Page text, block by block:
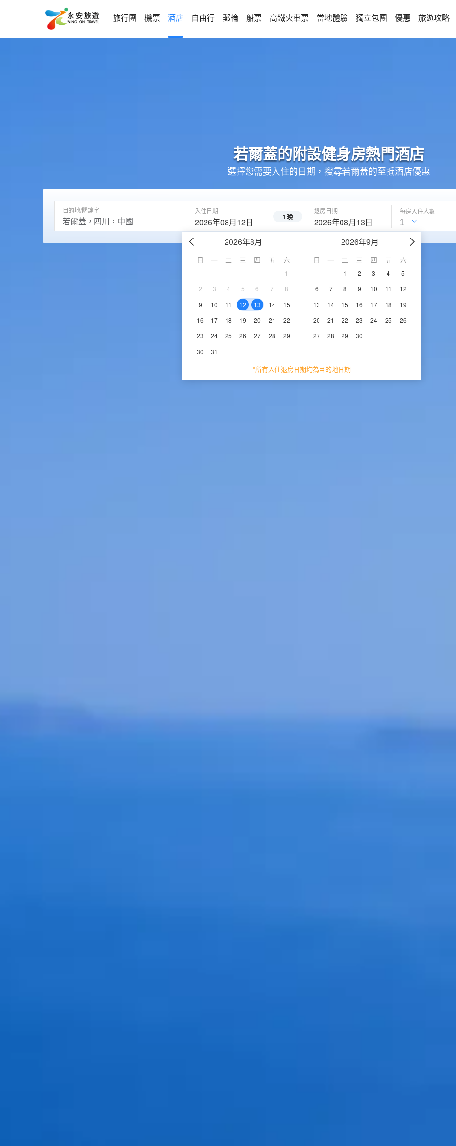
旅行團 機票 酒店 自由行 郵輪 船票 高鐵火車票 當地體驗 獨立包團 優惠 旅遊攻略
若爾蓋的附設健身房熱門酒店
選擇您需要入住的日期，搜尋若爾蓋的至抵酒店優惠
目的地/關鍵字 入住日期
2026年08月12日 1晚
退房日期
2026年08月13日
2026年8月
日 一 二 三 四 五 六
1
2
3 4 5 6 7
8
9
10 11 12 13 14
15
16
17 18 19 20 21
22
23
24 25 26 27 28
29
30
31
2026年9月
日 一 二 三 四 五 六
1 2 3 4
5
6
7 8 9 10 11
12
13
14 15 16 17 18
19
20
21 22 23 24 25
26
27
28 29 30
*所有入住退房日期均為目的地日期
每房入住人數